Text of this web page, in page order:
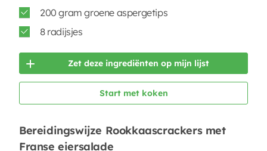
200 gram groene aspergetips
8 radijsjes
Zet deze ingrediënten op mijn lijst
Start met koken
Bereidingswijze Rookkaascrackers met
Franse eiersalade